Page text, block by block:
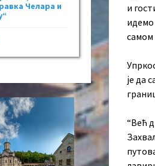
и
идемо
самом
је да
“Већ
Челара и